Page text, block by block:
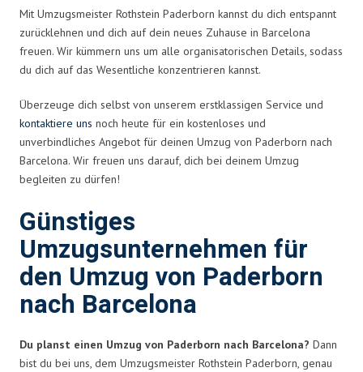
Mit Umzugsmeister Rothstein Paderborn kannst du dich entspannt
zurücklehnen und dich auf dein neues Zuhause in Barcelona
freuen. Wir kümmern uns um alle organisatorischen Details, sodass
du dich auf das Wesentliche konzentrieren kannst.
Überzeuge dich selbst von unserem erstklassigen Service und
kontaktiere uns noch heute für ein kostenloses und
unverbindliches Angebot für deinen Umzug von Paderborn nach
Barcelona. Wir freuen uns darauf, dich bei deinem Umzug
begleiten zu dürfen!
Günstiges
Umzugsunternehmen für
den Umzug von Paderborn
nach Barcelona
Du planst einen Umzug von Paderborn nach Barcelona? Dann
bist du bei uns, dem Umzugsmeister Rothstein Paderborn, genau